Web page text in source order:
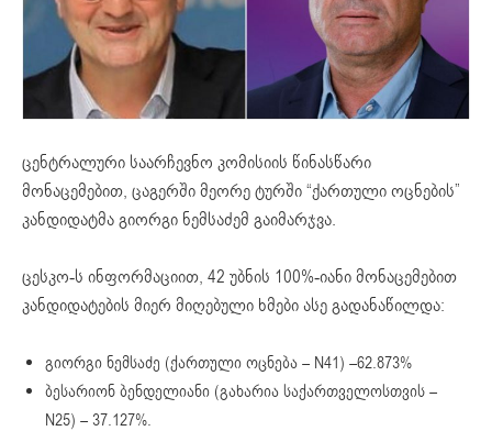
ცენტრალური საარჩევნო კომისიის წინასწარი
მონაცემებით, ცაგერში მეორე ტურში “ქართული ოცნების”
კანდიდატმა გიორგი ნემსაძემ გაიმარჯვა.
ცესკო-ს ინფორმაციით, 42 უბნის 100%-იანი მონაცემებით
კანდიდატების მიერ მიღებული ხმები ასე გადანაწილდა:
გიორგი ნემსაძე (ქართული ოცნება – N41) –62.873%
ბესარიონ ბენდელიანი (გახარია საქართველოსთვის –
N25) – 37.127%.